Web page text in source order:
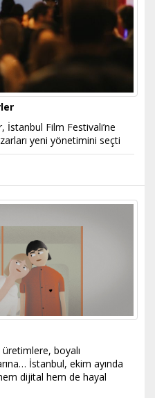
İstanbul Film Festivali’ne
yeni yönetimini seçti
üretimlere, boyalı
İstanbul, ekim ayında
dijital hem de hayal